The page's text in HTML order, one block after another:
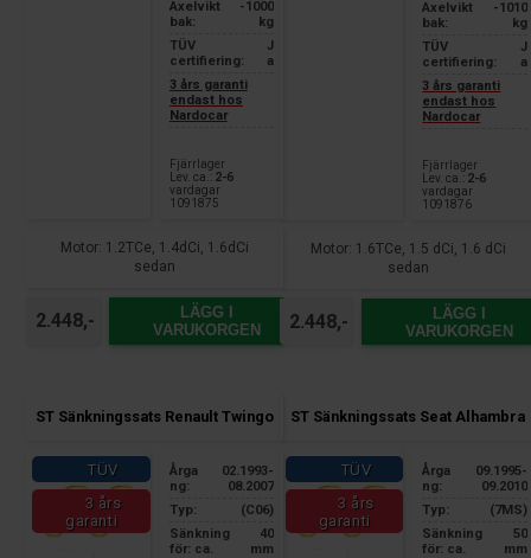
Axelvikt
bak:
-1000
kg
TÜV
certifiering:
J
a
3 års garanti
endast hos
Nardocar
Fjärrlager
Lev. ca.:
2-6
vardagar
1091875
Motor: 1.2TCe, 1.4dCi, 1.6dCi
sedan
2.448,-
LÄGG I
VARUKORGEN
Axelvikt
bak:
-1010
kg
TÜV
certifiering:
J
a
3 års garanti
endast hos
Nardocar
Fjärrlager
Lev. ca.: 2-6
vardagar
1091876
Motor: 1.6TCe, 1.5 dCi, 1.6 dCi
sedan
2.448,-
LÄGG I
VARUKORGEN
ST Sänkningssats Renault Twingo
TÜV
3 års
garanti
Årga
ng:
02.1993-
08.2007
Typ:
(C06)
Sänkning
för: ca.
40
mm
ST Sänkningssats Seat Alhambra
TÜV
3 års
garanti
Årga
ng:
09.1995-
09.2010
Typ:
(7MS)
Sänkning
för: ca.
50
mm